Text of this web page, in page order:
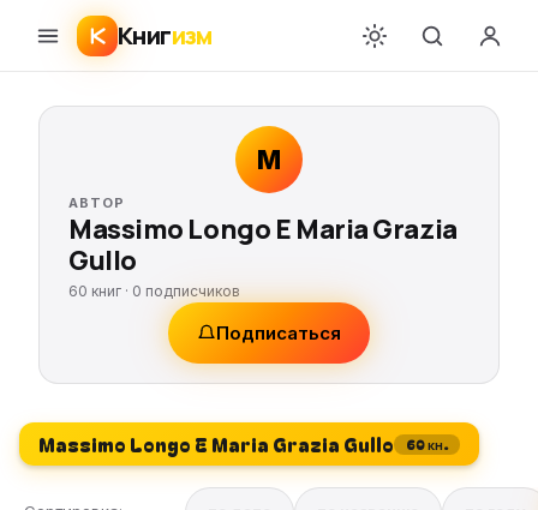
Книгизм
M
АВТОР
Massimo Longo E Maria Grazia
Gullo
60 книг · 0 подписчиков
Подписаться
Massimo Longo E Maria Grazia Gullo 60 кн.